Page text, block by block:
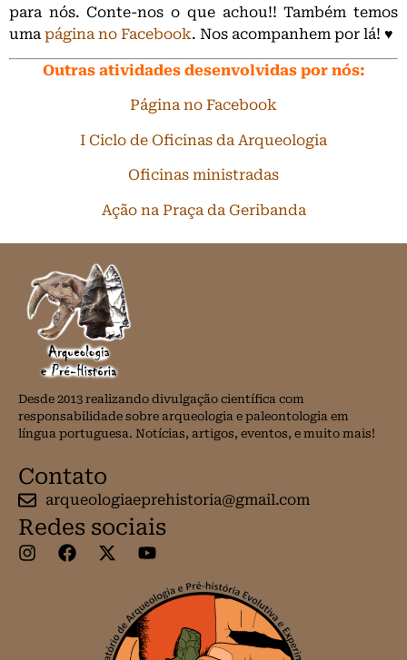
para nós. Conte-nos o que achou!! Também temos
uma página no Facebook. Nos acompanhem por lá! ♥
Outras atividades desenvolvidas por nós:
Página no Facebook
I Ciclo de Oficinas da Arqueologia
Oficinas ministradas
Ação na Praça da Geribanda
Desde 2013 realizando divulgação científica com
responsabilidade sobre arqueologia e paleontologia em
língua portuguesa. Notícias, artigos, eventos, e muito mais!
Contato
arqueologiaeprehistoria@gmail.com
Redes sociais